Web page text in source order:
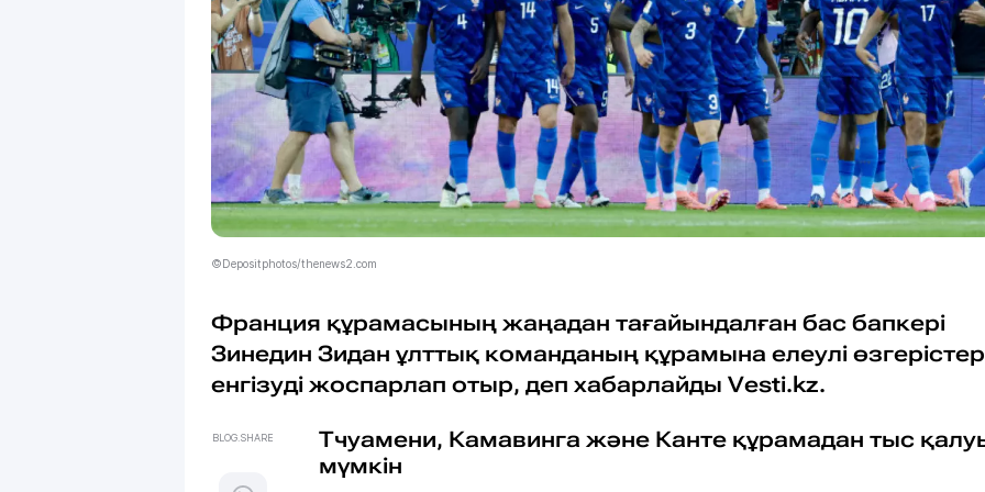
©Depositphotos/thenews2.com
Франция құрамасының жаңадан тағайындалған бас бапкері
Зинедин Зидан ұлттық команданың құрамына елеулі өзгерістер
енгізуді жоспарлап отыр, деп хабарлайды Vesti.kz.
BLOG.SHARE
Тчуамени, Камавинга және Канте құрамадан тыс
мүмкін